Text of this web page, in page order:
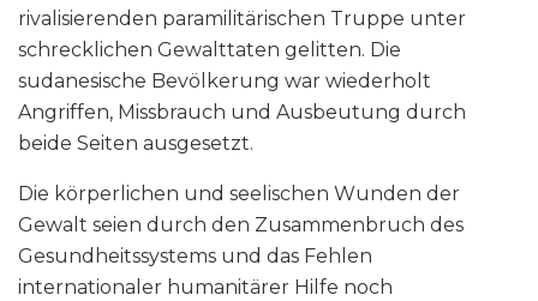
rivalisierenden paramilitärischen Truppe unter
schrecklichen Gewalttaten gelitten. Die
sudanesische Bevölkerung war wiederholt
Angriffen, Missbrauch und Ausbeutung durch
beide Seiten ausgesetzt.
Die körperlichen und seelischen Wunden der
Gewalt seien durch den Zusammenbruch des
Gesundheitssystems und das Fehlen
internationaler humanitärer Hilfe noch